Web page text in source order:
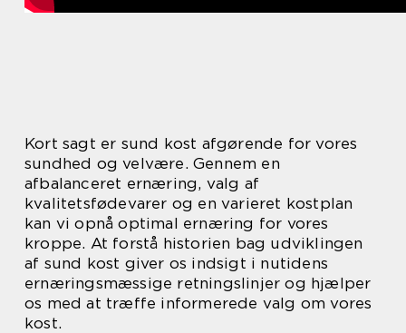
Kort sagt er sund kost afgørende for vores
sundhed og velvære. Gennem en
afbalanceret ernæring, valg af
kvalitetsfødevarer og en varieret kostplan
kan vi opnå optimal ernæring for vores
kroppe. At forstå historien bag udviklingen
af sund kost giver os indsigt i nutidens
ernæringsmæssige retningslinjer og hjælper
os med at træffe informerede valg om vores
kost.